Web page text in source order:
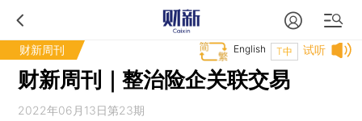
财新周刊 试听
T中
English
财新周刊｜整治险企关联交易
2022年06月13日第23期